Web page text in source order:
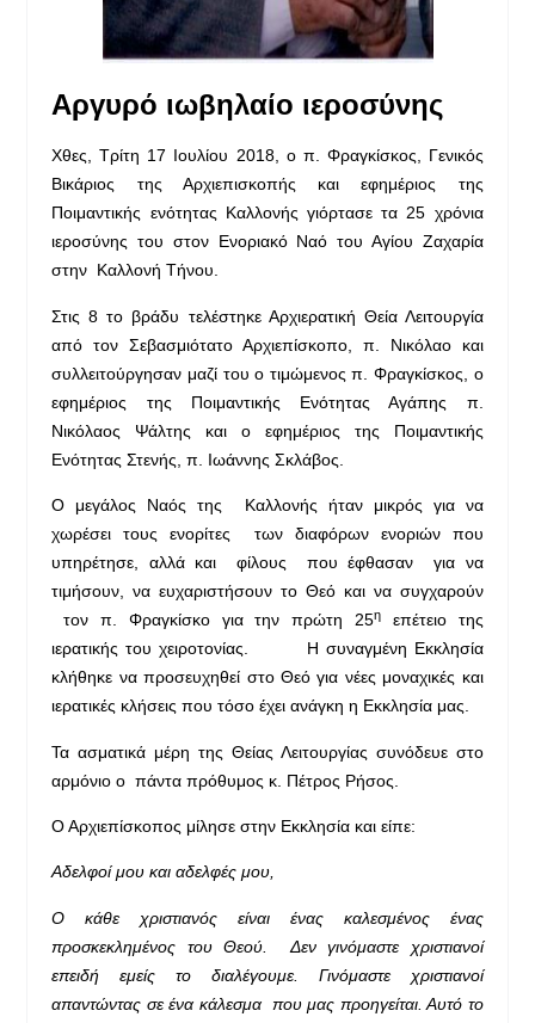
Αργυρό ιωβηλαίο ιεροσύνης
Χθες, Τρίτη 17 Ιουλίου 2018, ο π. Φραγκίσκος, Γενικός
Βικάριος της Αρχιεπισκοπής και εφημέριος της
Ποιμαντικής ενότητας Καλλονής γιόρτασε τα 25 χρόνια
ιεροσύνης του στον Ενοριακό Ναό του Αγίου Ζαχαρία
στην Καλλονή Τήνου.
Στις 8 το βράδυ τελέστηκε Αρχιερατική Θεία Λειτουργία
από τον Σεβασμιότατο Αρχιεπίσκοπο, π. Νικόλαο και
συλλειτούργησαν μαζί του ο τιμώμενος π. Φραγκίσκος, ο
εφημέριος της Ποιμαντικής Ενότητας Αγάπης π.
Νικόλαος Ψάλτης και ο εφημέριος της Ποιμαντικής
Ενότητας Στενής, π. Ιωάννης Σκλάβος.
Ο μεγάλος Ναός της Καλλονής ήταν μικρός για να
χωρέσει τους ενορίτες των διαφόρων ενοριών που
υπηρέτησε, αλλά και φίλους που έφθασαν για να
τιμήσουν, να ευχαριστήσουν το Θεό και να συγχαρούν
τον π. Φραγκίσκο για την πρώτη 25ηεπέτειο της
ιερατικής του χειροτονίας. Η συναγμένη Εκκλησία
κλήθηκε να προσευχηθεί στο Θεό για νέες μοναχικές και
ιερατικές κλήσεις που τόσο έχει ανάγκη η Εκκλησία μας.
Τα ασματικά μέρη της Θείας Λειτουργίας συνόδευε στο
αρμόνιο ο πάντα πρόθυμος κ. Πέτρος Ρήσος.
Ο Αρχιεπίσκοπος μίλησε στην Εκκλησία και είπε:
Αδελφοί μου και αδελφές μου,
Ο κάθε χριστιανός είναι ένας καλεσμένος ένας
προσκεκλημένος του Θεού. Δεν γινόμαστε χριστιανοί
επειδή εμείς το διαλέγουμε. Γινόμαστε χριστιανοί
απαντώντας σε ένα κάλεσμα που μας προηγείται. Αυτό το